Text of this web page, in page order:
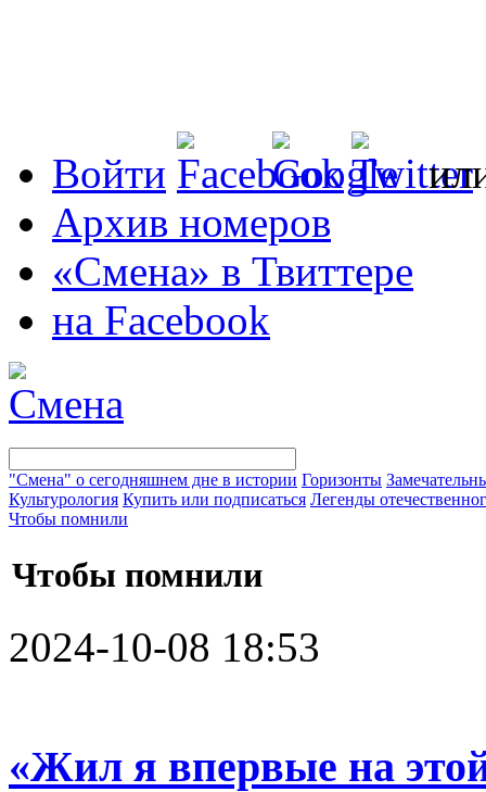
Войти
Архив номеров
«Смена» в Твиттере
на Facebook
"Смена" о сегодняшнем дне в истории Горизонты
Культурология Купить или подписаться Легенды
Чтобы помнили
Чтобы помнили
2024-10-08 18:53
«Жил я впервые на